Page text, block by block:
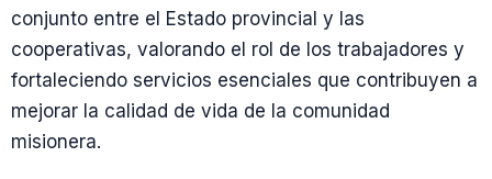
conjunto entre el Estado provincial y las
cooperativas, valorando el rol de los trabajadores y
fortaleciendo servicios esenciales que contribuyen a
mejorar la calidad de vida de la comunidad
misionera.